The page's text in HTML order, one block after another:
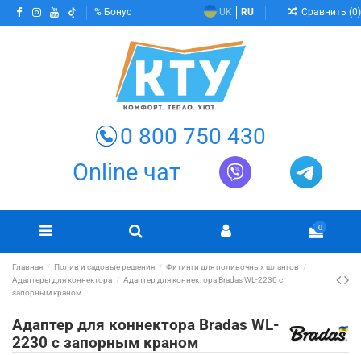
Бонус UK RU Сравнить (0)
0 800 750 430
Online чат
0
Главная Полив и садовые решения
Фитинги для поливочных шлангов
Адаптеры для коннектора
Адаптер для коннектора Bradas WL-2230 с
запорным краном
Адаптер для коннектора Bradas WL-
2230 с запорным краном